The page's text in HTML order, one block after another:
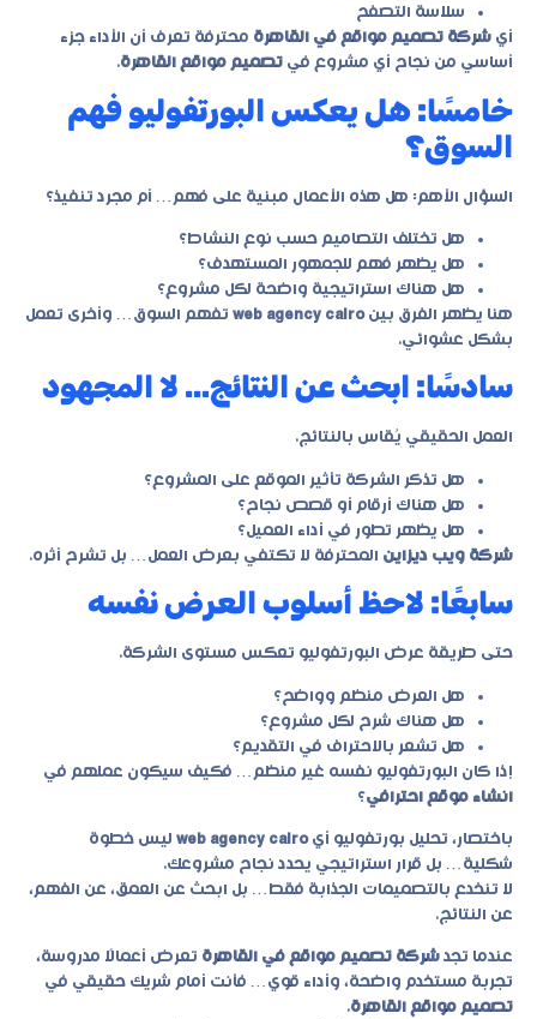
سلاسة التصفح
أي شركة تصميم مواقع في القاهرة محترفة تعرف أن الأداء جزء
أساسي من نجاح أي مشروع في تصميم مواقع القاهرة.
خامسًا: هل يعكس البورتفوليو فهم
السوق؟
السؤال الأهم: هل هذه الأعمال مبنية على فهم… أم مجرد تنفيذ؟
هل تختلف التصاميم حسب نوع النشاط؟
هل يظهر فهم للجمهور المستهدف؟
هل هناك استراتيجية واضحة لكل مشروع؟
هنا يظهر الفرق بينweb agency cairo تفهم السوق… وأخرى تعمل
بشكل عشوائي.
سادسًا: ابحث عن النتائج… لا المجهود
العمل الحقيقي يُقاس بالنتائج.
هل تذكر الشركة تأثير الموقع على المشروع؟
هل هناك أرقام أو قصص نجاح؟
هل يظهر تطور في أداء العميل؟
شركة ويب ديزاين المحترفة لا تكتفي بعرض العمل… بل تشرح أثره.
سابعًا: لاحظ أسلوب العرض نفسه
حتى طريقة عرض البورتفوليو تعكس مستوى الشركة.
هل العرض منظم وواضح؟
هل هناك شرح لكل مشروع؟
هل تشعر بالاحتراف في التقديم؟
إذا كان البورتفوليو نفسه غير منظم… فكيف سيكون عملهم في
انشاء موقع احترافي؟
باختصار، تحليل بورتفوليو أيweb agency cairo ليس خطوة
شكلية… بل قرار استراتيجي يحدد نجاح مشروعك.
لا تنخدع بالتصميمات الجذابة فقط… بل ابحث عن العمق، عن الفهم،
عن النتائج.
عندما تجد شركة تصميم مواقع في القاهرة تعرض أعمالًا مدروسة،
تجربة مستخدم واضحة، وأداء قوي… فأنت أمام شريك حقيقي في
تصميم مواقع القاهرة.